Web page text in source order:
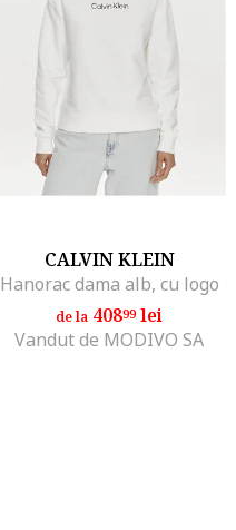
CALVIN KLEIN
Hanorac dama alb, cu logo
de la 40899lei
Vandut de MODIVO SA